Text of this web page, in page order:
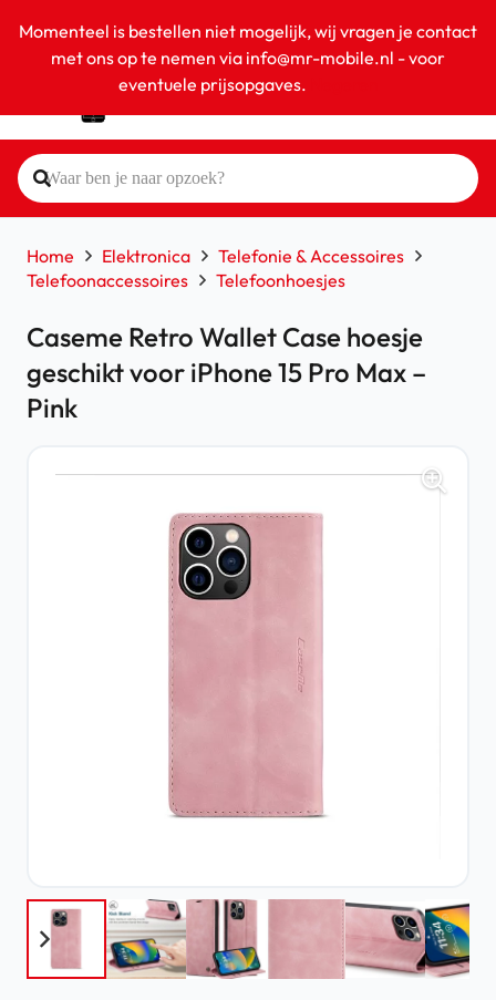
Momenteel is bestellen niet mogelijk, wij vragen je contact
met ons op te nemen via info@mr-mobile.nl - voor
eventuele prijsopgaves.
Home Elektronica
Telefonie & Accessoires
Telefoonaccessoires
Telefoonhoesjes
Caseme Retro Wallet Case hoesje
geschikt voor iPhone 15 Pro Max –
Pink